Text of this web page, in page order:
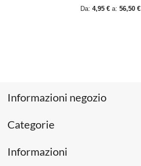
Da: 4,95 € a: 56,50 €
Informazioni negozio
Categorie
Informazioni